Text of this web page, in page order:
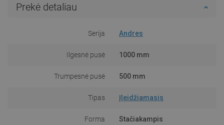
Prekė detaliau
Serija Andres
Ilgesnė pusė 1000 mm
Trumpesnė pusė 500 mm
Tipas Įleidžiamasis
Forma Stačiakampis